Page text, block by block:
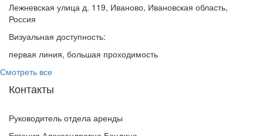
Лежневская улица д. 119, Иваново, Ивановская область,
Россия
Визуальная доступность:
первая линия, большая проходимость
Смотреть все
Контакты
Руководитель отдела аренды